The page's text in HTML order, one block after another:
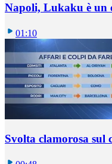
Napoli, Lukaku è un
01:10
Svolta clamorosa sul